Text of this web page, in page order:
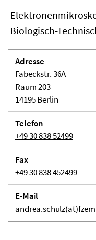
Biologisch-
Adresse
Fabeckstr. 36A
Raum 203
14195 Berlin
Telefon
+49 30 838 52499
Fax
+49 30 838 452499
E-Mail